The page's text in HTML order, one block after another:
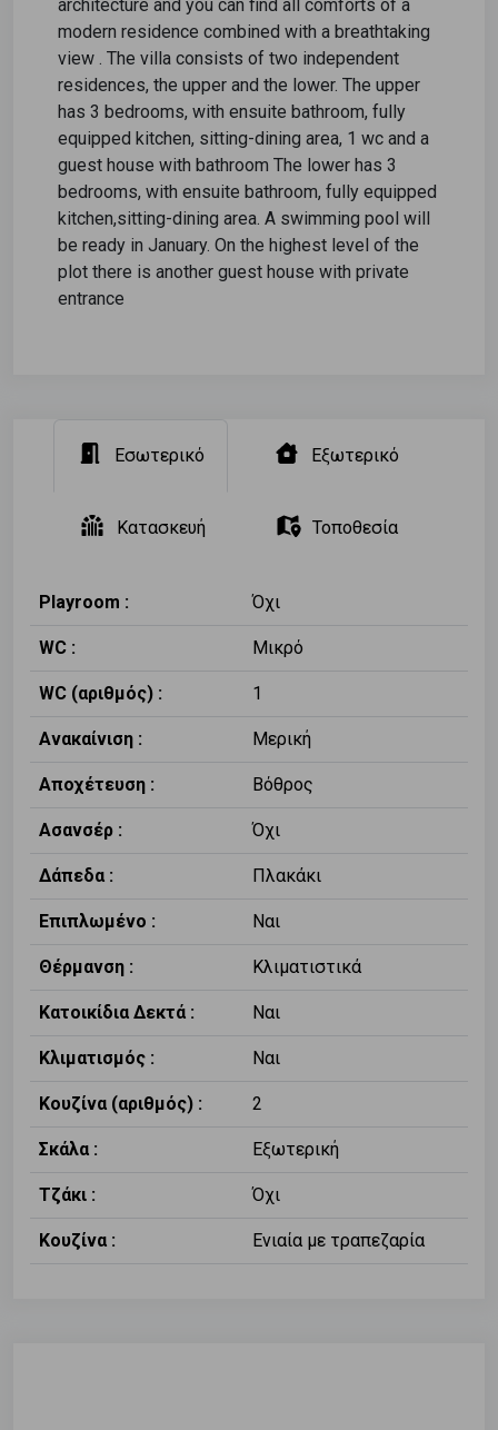
architecture and you can find all comforts of a
modern residence combined with a breathtaking
view . The villa consists of two independent
residences, the upper and the lower. The upper
has 3 bedrooms, with ensuite bathroom, fully
equipped kitchen, sitting-dining area, 1 wc and a
guest house with bathroom The lower has 3
bedrooms, with ensuite bathroom, fully equipped
kitchen,sitting-dining area. A swimming pool will
be ready in January. On the highest level of the
plot there is another guest house with private
entrance
Εσωτερικό Εξωτερικό
Κατασκευή Τοποθεσία
Playroom : Όχι
WC : Μικρό
WC (αριθμός) : 1
Ανακαίνιση : Μερική
Αποχέτευση : Βόθρος
Ασανσέρ : Όχι
Δάπεδα : Πλακάκι
Επιπλωμένο : Ναι
Θέρμανση : Κλιματιστικά
Κατοικίδια Δεκτά : Ναι
Κλιματισμός : Ναι
Κουζίνα (αριθμός) : 2
Σκάλα : Εξωτερική
Τζάκι : Όχι
Κουζίνα : Ενιαία με τραπεζαρία